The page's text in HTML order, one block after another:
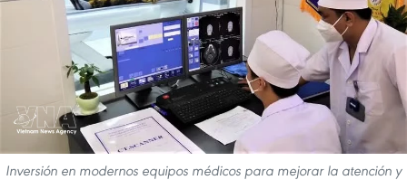
Inversión en modernos equipos médicos para mejorar la atención y